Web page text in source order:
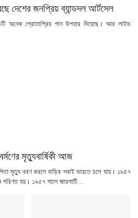
দেশের জনপ্রিয় ব্যান্ডদল আর্টসেল
অনেক শ্রোতাপ্রিয় গান উপহার দিয়েছে। আর লাইভ
মৃত্যুবার্ষিকী আজ
মৃত্যু বরণ করলে বাড়ির সবাই ভারতে চলে যায়। ১৯৪৭
পরিণত হয়। ১৯৫৭ সালে জায়গাটি...